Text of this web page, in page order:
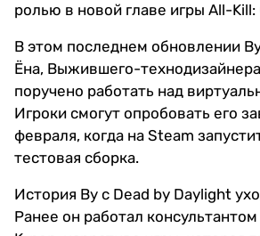
ролью в новой главе игры All-Kill:
В этом последнем обновлении
Ёна, Выжившего-
поручено работать над
Игроки смогут опробовать его
февраля, когда на Steam
тестовая сборка.
История Ву с Dead by Daylight
Ранее он работал